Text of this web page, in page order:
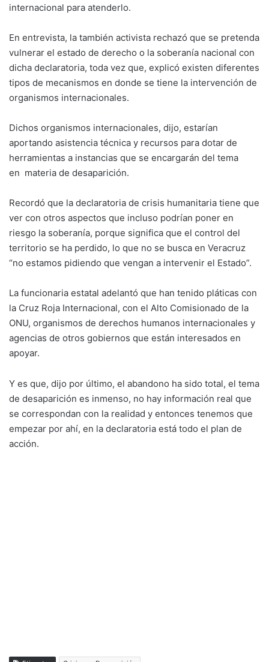
internacional para atenderlo.
En entrevista, la también activista rechazó que se pretenda
vulnerar el estado de derecho o la soberanía nacional con
dicha declaratoria, toda vez que, explicó existen diferentes
tipos de mecanismos en donde se tiene la intervención de
organismos internacionales.
Dichos organismos internacionales, dijo, estarían
aportando asistencia técnica y recursos para dotar de
herramientas a instancias que se encargarán del tema
en materia de desaparición.
Recordó que la declaratoria de crisis humanitaria tiene que
ver con otros aspectos que incluso podrían poner en
riesgo la soberanía, porque significa que el control del
territorio se ha perdido, lo que no se busca en Veracruz
“no estamos pidiendo que vengan a intervenir el Estado”.
La funcionaria estatal adelantó que han tenido pláticas con
la Cruz Roja Internacional, con el Alto Comisionado de la
ONU, organismos de derechos humanos internacionales y
agencias de otros gobiernos que están interesados en
apoyar.
Y es que, dijo por último, el abandono ha sido total, el tema
de desaparición es inmenso, no hay información real que
se correspondan con la realidad y entonces tenemos que
empezar por ahí, en la declaratoria está todo el plan de
acción.